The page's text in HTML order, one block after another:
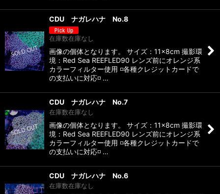
CDU ナガレハナ No.8
在庫数在庫なし
画像の個体となります。 サイズ：11×8cm 撮影環
境：Red Sea REEFLED90 レンズ前にオレンジ系
カラーフィルター使用 ◽️各種クレジットカードで
の支払いに対応◽️ …
CDU ナガレハナ No.7
在庫数在庫なし
画像の個体となります。 サイズ：11×8cm 撮影環
境：Red Sea REEFLED90 レンズ前にオレンジ系
カラーフィルター使用 ◽️各種クレジットカードで
の支払いに対応◽️ …
CDU ナガレハナ No.6
在庫数在庫なし